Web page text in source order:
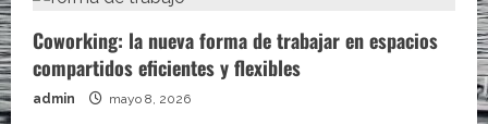
Coworking: la nueva forma de trabajar en espacios
compartidos eficientes y flexibles
admin mayo 8, 2026